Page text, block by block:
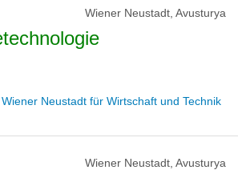
Wiener Neustadt, Avusturya
Neustadt für Wirtschaft und Technik
Wiener Neustadt, Avusturya